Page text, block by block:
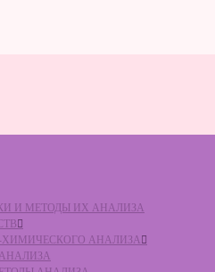
И МЕТОДЫ ИХ АНАЛИЗА
ХИМИЧЕСКОГО АНАЛИЗА
АНАЛИЗА